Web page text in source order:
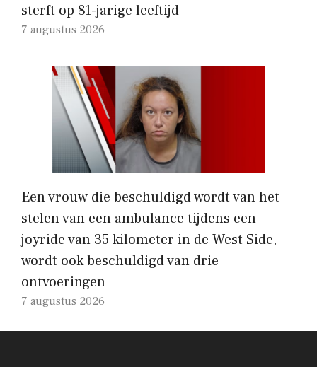
sterft op 81-jarige leeftijd
7 augustus 2026
Een vrouw die beschuldigd wordt van het
stelen van een ambulance tijdens een
joyride van 35 kilometer in de West Side,
wordt ook beschuldigd van drie
ontvoeringen
7 augustus 2026